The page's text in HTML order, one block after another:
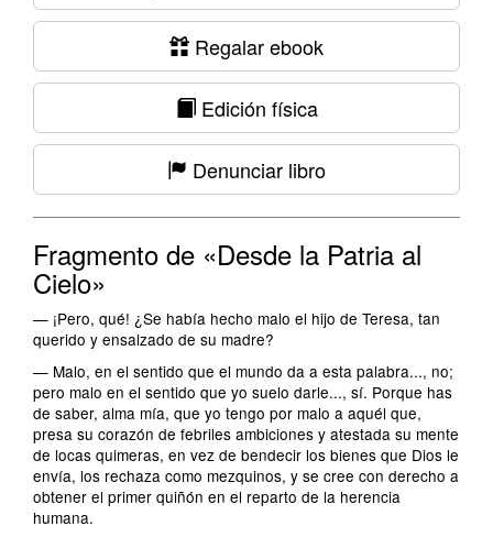
Regalar ebook
Edición física
Denunciar libro
Fragmento de «Desde la Patria al
Cielo»
— ¡Pero, qué! ¿Se había hecho malo el hijo de Teresa, tan
querido y ensalzado de su madre?
— Malo, en el sentido que el mundo da a esta palabra..., no;
pero malo en el sentido que yo suelo darle..., sí. Porque has
de saber, alma mía, que yo tengo por malo a aquél que,
presa su corazón de febriles ambiciones y atestada su mente
de locas quimeras, en vez de bendecir los bienes que Dios le
envía, los rechaza como mezquinos, y se cree con derecho a
obtener el primer quiñón en el reparto de la herencia
humana.